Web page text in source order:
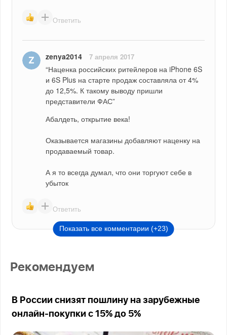
Ответить
zenya2014 7 апреля 2017
“Наценка российских ритейлеров на iPhone 6S
и 6S Plus на старте продаж составляла от 4%
до 12,5%. К такому выводу пришли
представители ФАС”
Абалдеть, открытие века!
Оказывается магазины добавляют наценку на
продаваемый товар.
А я то всегда думал, что они торгуют себе в
убыток
Ответить
Показать все комментарии (+23)
Рекомендуем
В России снизят пошлину на зарубежные
онлайн-покупки с 15% до 5%